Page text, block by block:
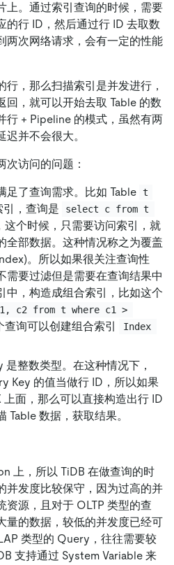
上。通过索引查询的时候，需要
的行 ID，然后通过行 ID 去取数
两次网络请求，会有一定的性能
行，那么扫描索引是并发进行，
回，就可以开始去取 Table 的数
行 + Pipeline 的模式，虽然有两
并不会很大。
次访问的问题：
足了查询需求。比如 Table t
引，查询是
select c from t
这个时候，只需要访问索引，就
全部数据。这种情况称之为覆盖
。所以如果很关注查询性
需要过滤但是需要在查询结果中
中，构造成组合索引，比如这个
c2 from t where c1 >
查询可以创建组合索引
Index
是整数类型。在这种情况下，
Key 的值当做行 ID，所以如果
上面，那么可以直接构造出行 ID
Table 数据，获取结果。
上，所以 TiDB 在做查询的时
并发度比较保守，因为过高的并
资源，且对于 OLTP 类型的查
量的数据，较低的并发度已经可
类型的 Query，往往需要较
支持通过 System Variable 来